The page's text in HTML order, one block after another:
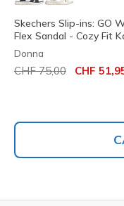
Skechers Slip-ins: GO
Flex Sandal - Cozy Fit
Donna
Prezzo ridotto da
CHF 75,00 per
CHF